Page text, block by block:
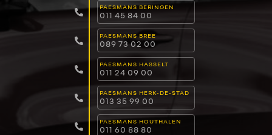
PAESMANS BERINGEN
011 45 84 00
PAESMANS BREE
089 73 02 00
PAESMANS HASSELT
011 24 09 00
PAESMANS HERK-DE-STAD
013 35 99 00
PAESMANS HOUTHALEN
011 60 88 80